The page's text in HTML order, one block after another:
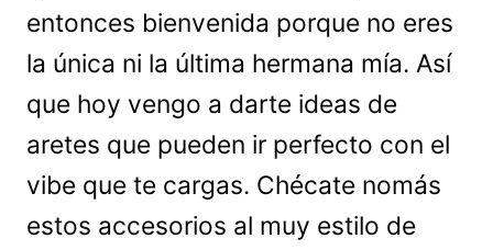
entonces bienvenida porque no eres
la única ni la última hermana mía. Así
que hoy vengo a darte ideas de
aretes que pueden ir perfecto con el
vibe que te cargas. Chécate nomás
estos accesorios al muy estilo de